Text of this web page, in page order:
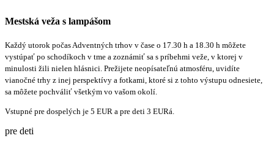
Mestská veža s lampášom
Každý utorok počas Adventných trhov v čase o 17.30 h a 18.30 h môžete
vystúpať po schodíkoch v tme a zoznámiť sa s príbehmi veže, v ktorej v
minulosti žili nielen hlásnici. Prežijete neopísateľnú atmosféru, uvidíte
vianočné trhy z inej perspektívy a fotkami, ktoré si z tohto výstupu odnesiete,
sa môžete pochváliť všetkým vo vašom okolí.
Vstupné pre dospelých je 5 EUR a pre deti 3 EURá.
pre deti